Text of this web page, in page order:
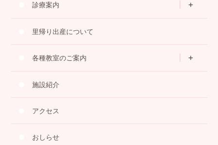
診療案内
里帰り出産について
各種教室のご案内
施設紹介
アクセス
おしらせ